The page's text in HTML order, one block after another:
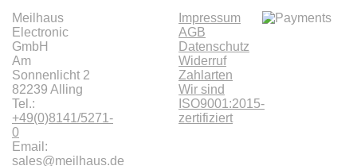
Meilhaus
Electronic
GmbH
Am
Sonnenlicht 2
82239 Alling
Tel.:
+49(0)8141/5271-
0
Email:
sales@meilhaus.de
Impressum
AGB
Datenschutz
Widerruf
Zahlarten
Wir sind
ISO9001:2015-
zertifiziert